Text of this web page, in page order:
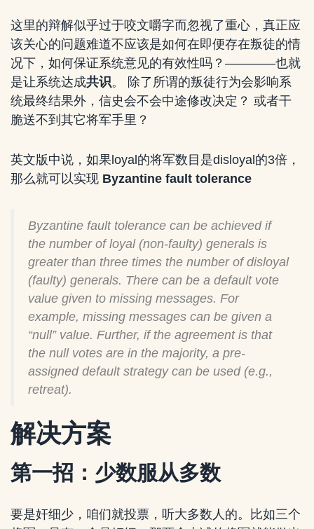
这里的辩解似乎过于咬文嚼字而忽视了重心，真正应
该关心的问题难道不应该是如何在即便存在叛徒的情
况下，如何保证系统意见的有效性吗？————也就
是让系统达成共识。 除了所谓的叛徒行为会影响系
统最终结果外，信史会不会中途修改决定？ 或者干
脆送不到其它将军手里？
英文版中说，如果loyal的将军数目是disloyal的3倍，
那么就可以实现 Byzantine fault tolerance
Byzantine fault tolerance can be achieved if
the number of loyal (non-faulty) generals is
greater than three times the number of disloyal
(faulty) generals. There can be a default vote
value given to missing messages. For
example, missing messages can be given a
“null” value. Further, if the agreement is that
the null votes are in the majority, a pre-
assigned default strategy can be used (e.g.,
retreat).
解决方案
第一招：少数服从多数
要是奸细少，咱们就投票，听大多数人的。比如三个